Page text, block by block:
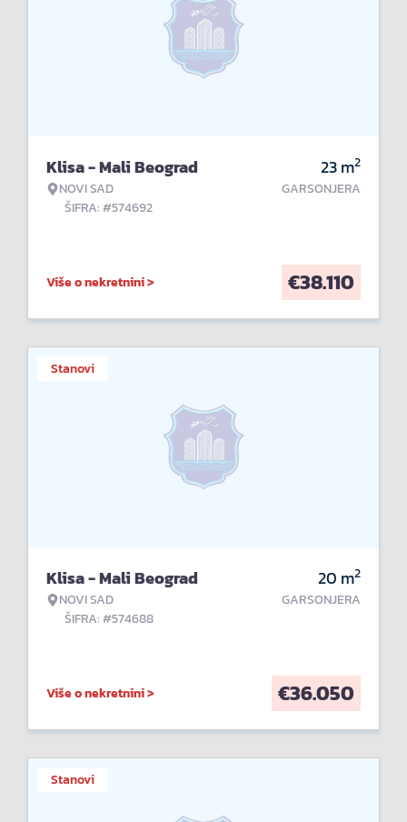
Klisa - Mali Beograd
NOVI SAD
ŠIFRA: #574692
23m2
GARSONJERA
Više o nekretnini > €38.110
Stanovi
Klisa - Mali Beograd
NOVI SAD
ŠIFRA: #574688
20 m2
GARSONJERA
Više o nekretnini > €36.050
Stanovi